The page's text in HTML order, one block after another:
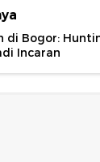
di Bogor:
Incaran